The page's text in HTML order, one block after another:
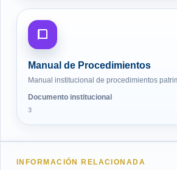
Manual de Procedimientos
Manual institucional de procedimientos
Documento institucional
3
INFORMACIÓN RELACIONADA